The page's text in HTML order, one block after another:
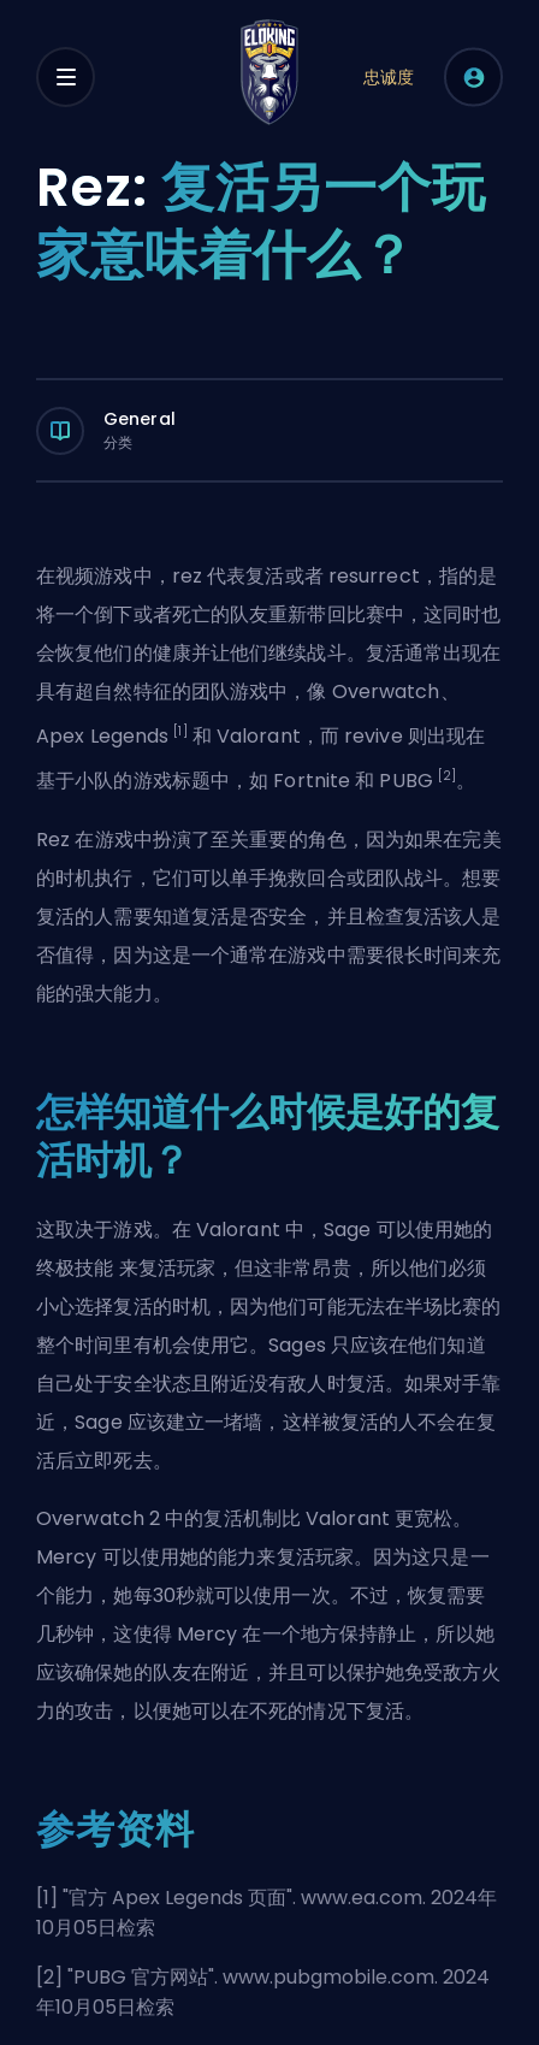
忠诚度
Rez: 复活另一个玩
家意味着什么？
General
分类
在视频游戏中，rez 代表复活或者 resurrect，指的是
将一个倒下或者死亡的队友重新带回比赛中，这同时也
会恢复他们的健康并让他们继续战斗。复活通常出现在
具有超自然特征的团队游戏中，像 Overwatch、
Apex Legends [1] 和 Valorant ，而 revive 则出现在
基于小队的游戏标题中，如 Fortnite 和 PUBG
[2] 。
Rez 在游戏中扮演了至关重要的角色，因为如果在完美
的时机执行，它们可以单手挽救回合或团队战斗。想要
复活的人需要知道复活是否安全，并且检查复活该人是
否值得，因为这是一个通常在游戏中需要很长时间来充
能的强大能力。
怎样知道什么时候是好的复
活时机？
这取决于游戏。在 Valorant 中，Sage 可以使用她的
终极技能 来复活玩家，但这非常昂贵，所以他们必须
小心选择复活的时机，因为他们可能无法在半场比赛的
整个时间里有机会使用它。Sages 只应该在他们知道
自己处于安全状态且附近没有敌人时复活。如果对手靠
近，Sage 应该建立一堵墙，这样被复活的人不会在复
活后立即死去。
Overwatch 2 中的复活机制比 Valorant 更宽松。
Mercy 可以使用她的能力来复活玩家。因为这只是一
个能力，她每30秒就可以使用一次。不过，恢复需要
几秒钟，这使得 Mercy 在一个地方保持静止，所以她
应该确保她的队友在附近，并且可以保护她免受敌方火
力的攻击，以便她可以在不死的情况下复活。
参考资料
[1] "官方 Apex Legends 页面". www.ea.com. 2024年
10月05日检索
[2] "PUBG 官方网站". www.pubgmobile.com. 2024
年10月05日检索